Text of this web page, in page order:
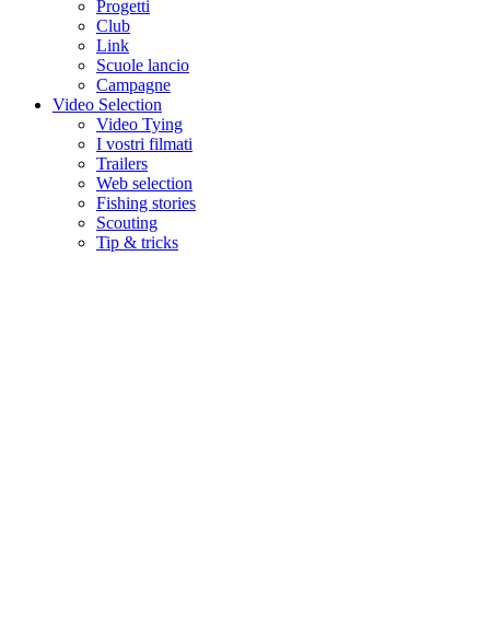
Progetti
Club
Link
Scuole lancio
Campagne
Video Selection
Video Tying
I vostri filmati
Trailers
Web selection
Fishing stories
Scouting
Tip & tricks